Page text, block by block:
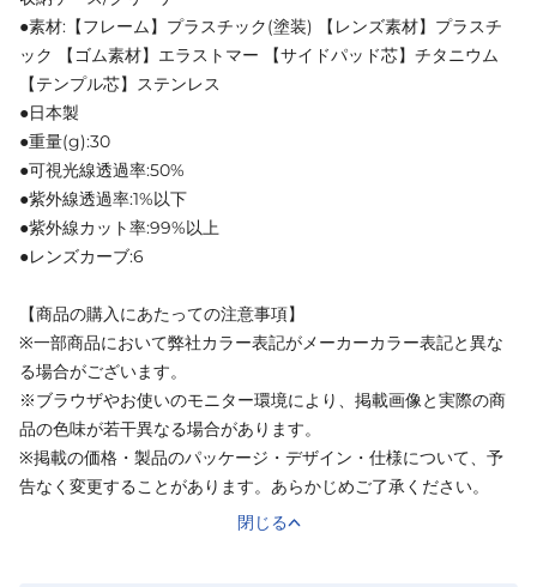
●素材:【フレーム】プラスチック(塗装) 【レンズ素材】プラスチ
ック 【ゴム素材】エラストマー 【サイドパッド芯】チタニウム
【テンプル芯】ステンレス
●日本製
●重量(g):30
●可視光線透過率:50%
●紫外線透過率:1%以下
●紫外線カット率:99%以上
●レンズカーブ:6
【商品の購入にあたっての注意事項】
※一部商品において弊社カラー表記がメーカーカラー表記と異な
る場合がございます。
※ブラウザやお使いのモニター環境により、掲載画像と実際の商
品の色味が若干異なる場合があります。
※掲載の価格・製品のパッケージ・デザイン・仕様について、予
告なく変更することがあります。あらかじめご了承ください。
閉じる